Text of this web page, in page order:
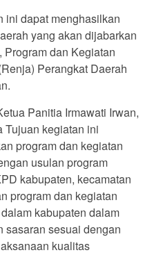
ini dapat menghasilkan
yang akan dijabarkan
dan Kegiatan
Perangkat Daerah
Panitia Irmawati Irwan,
Tujuan kegiatan ini
program dan kegiatan
usulan program
kabupaten, kecamatan
program dan kegiatan
kabupaten dalam
sasaran sesuai dengan
kualitas